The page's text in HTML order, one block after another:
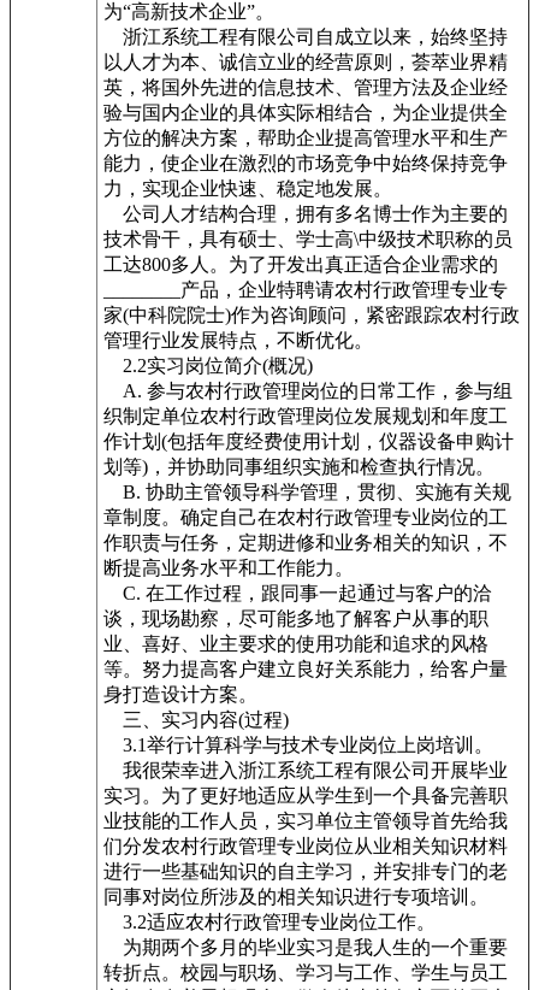
为“高新技术企业”。
浙江系统工程有限公司自成立以来，始终坚持
以人才为本、诚信立业的经营原则，荟萃业界精
英，将国外先进的信息技术、管理方法及企业经
验与国内企业的具体实际相结合，为企业提供全
方位的解决方案，帮助企业提高管理水平和生产
能力，使企业在激烈的市场竞争中始终保持竞争
力，实现企业快速、稳定地发展。
公司人才结构合理，拥有多名博士作为主要的
技术骨干，具有硕士、学士高\中级技术职称的员
工达800多人。为了开发出真正适合企业需求的
________产品，企业特聘请农村行政管理专业专
家(中科院院士)作为咨询顾问，紧密跟踪农村行政
管理行业发展特点，不断优化。
2.2实习岗位简介(概况)
A. 参与农村行政管理岗位的日常工作，参与组
织制定单位农村行政管理岗位发展规划和年度工
作计划(包括年度经费使用计划，仪器设备申购计
划等)，并协助同事组织实施和检查执行情况。
B. 协助主管领导科学管理，贯彻、实施有关规
章制度。确定自己在农村行政管理专业岗位的工
作职责与任务，定期进修和业务相关的知识，不
断提高业务水平和工作能力。
C. 在工作过程，跟同事一起通过与客户的洽
谈，现场勘察，尽可能多地了解客户从事的职
业、喜好、业主要求的使用功能和追求的风格
等。努力提高客户建立良好关系能力，给客户量
身打造设计方案。
三、实习内容(过程)
3.1举行计算科学与技术专业岗位上岗培训。
我很荣幸进入浙江系统工程有限公司开展毕业
实习。为了更好地适应从学生到一个具备完善职
业技能的工作人员，实习单位主管领导首先给我
们分发农村行政管理专业岗位从业相关知识材料
进行一些基础知识的自主学习，并安排专门的老
同事对岗位所涉及的相关知识进行专项培训。
3.2适应农村行政管理专业岗位工作。
为期两个多月的毕业实习是我人生的一个重要
转折点。校园与职场、学习与工作、学生与员工